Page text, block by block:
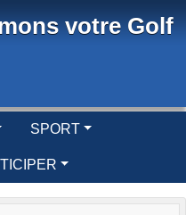
votre Golf
SPORT